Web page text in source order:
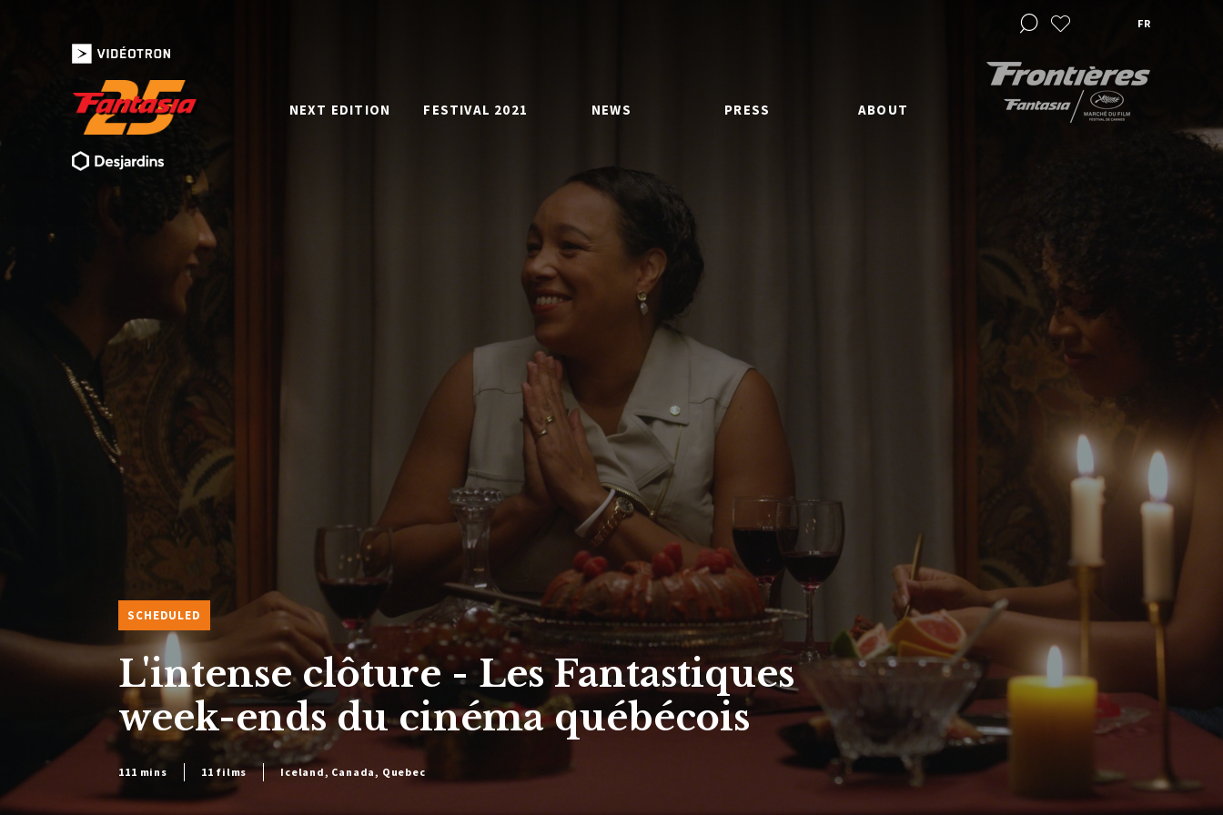
NEXT EDITION FESTIVAL 2021 NEWS PRESS ABOUT
FR
SCHEDULED
L'intense clôture - Les Fantastiques
week-ends du cinéma québécois
111 mins 11 films Iceland, Canada, Quebec